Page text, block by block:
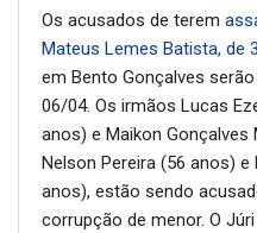
Os acusados de terem
Mateus Lemes Batista, de
em Bento Gonçalves
06/04. Os irmãos Lucas
anos) e Maikon Gonçalves
Nelson Pereira (56 anos) e
anos), estão sendo
corrupção de menor. O